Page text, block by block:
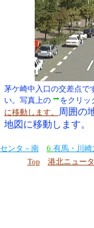
茅ケ崎中入口の交差点で
い。 写真上の
をクリッ
に移動します。
周囲の
地図に移動します。
センタ－南 6:有馬・川崎
Top
港北ニュー